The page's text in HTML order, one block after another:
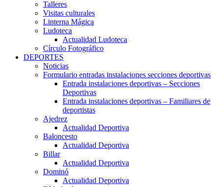
Talleres
Visitas culturales
Linterna Mágica
Ludoteca
Actualidad Ludoteca
Círculo Fotográfico
DEPORTES
Noticias
Formulario entradas instalaciones secciones deportivas
Entrada instalaciones deportivas – Secciones
Deportivas
Entrada instalaciones deportivas – Familiares de
deportistas
Ajedrez
Actualidad Deportiva
Baloncesto
Actualidad Deportiva
Billar
Actualidad Deportiva
Dominó
Actualidad Deportiva